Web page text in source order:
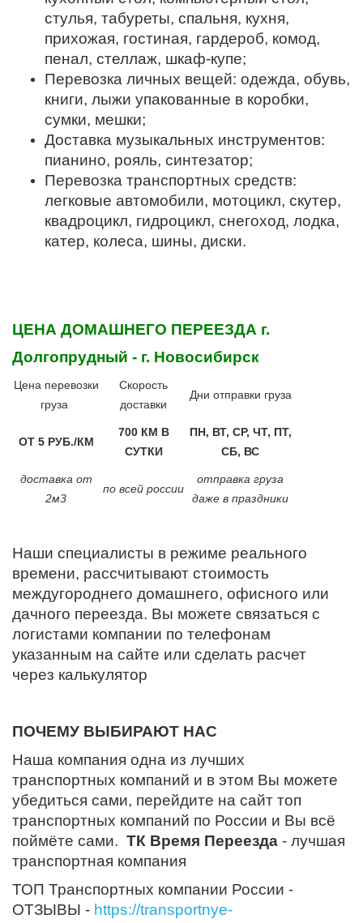
стулья, табуреты, спальня, кухня,
прихожая, гостиная, гардероб, комод,
пенал, стеллаж, шкаф-купе;
Перевозка личных вещей: одежда, обувь,
книги, лыжи упакованные в коробки,
сумки, мешки;
Доставка музыкальных инструментов:
пианино, рояль, синтезатор;
Перевозка транспортных средств:
легковые автомобили, мотоцикл, скутер,
квадроцикл, гидроцикл, снегоход, лодка,
катер, колеса, шины, диски.
ЦЕНА ДОМАШНЕГО ПЕРЕЕЗДА г.
Долгопрудный - г. Новосибирск
Цена перевозки
груза
Скорость
доставки
Дни отправки груза
ОТ 5 РУБ./КМ
700 КМ В
СУТКИ
ПН, ВТ, СР, ЧТ, ПТ,
СБ, ВС
доставка от
2м3
по всей россии
отправка груза
даже в праздники
Наши специалисты в режиме реального
времени, рассчитывают стоимость
междугороднего домашнего, офисного или
дачного переезда. Вы можете связаться с
логистами компании по телефонам
указанным на сайте или сделать расчет
через калькулятор
ПОЧЕМУ ВЫБИРАЮТ НАС
Наша компания одна из лучших
транспортных компаний и в этом Вы можете
убедиться сами, перейдите на сайт топ
транспортных компаний по России и Вы всё
поймёте сами. ТК Время Переезда - лучшая
транспортная компания
ТОП Транспортных компании России -
ОТЗЫВЫ - https://transportnye-